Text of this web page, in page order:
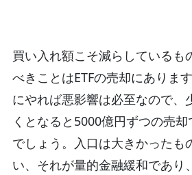
買い入れ額こそ減らしているも
べきことはETFの売却にありま
にやれば悪影響は必至なので、
くとなると5000億円ずつの売
でしょう。入口は大きかったも
い、それが量的金融緩和であり